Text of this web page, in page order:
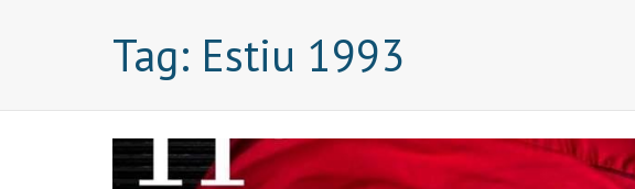
Tag: Estiu 1993